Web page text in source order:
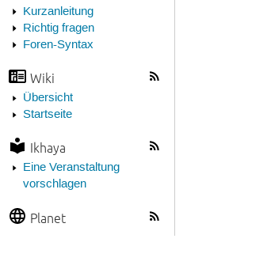
Kurzanleitung
Richtig fragen
Foren-Syntax
Wiki
Übersicht
Startseite
Ikhaya
Eine Veranstaltung
vorschlagen
Planet